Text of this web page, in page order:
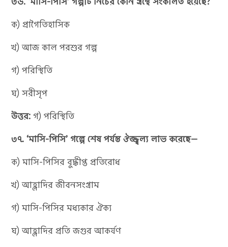
ক) প্রাগৈতিহাসিক
খ) আজ কাল পরশুর গল্প
গ) পরিস্থিতি
ঘ) সরীসৃপ
উত্তর: গ) পরিস্থিতি
৩৭. ‘মাসি-পিসি’ গল্পে শেষ পর্যন্ত ঔজ্জ্বল্য লাভ করেছে—
ক) মাসি-পিসির বুদ্ধীপ্ত প্রতিরোধ
খ) আহ্লাদির জীবনসংগ্রাম
গ) মাসি-পিসির মধ্যকার ঐক্য
ঘ) আহ্লাদির প্রতি জগুর আকর্ষণ